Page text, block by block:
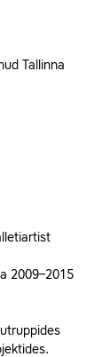
Tallinna
2009–2015